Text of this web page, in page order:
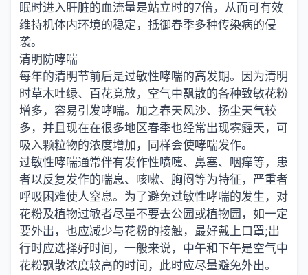
眠时进入肝脏的血流量是站立时的7倍，从而可有效
维持机体内环境的稳定，抵御春季多种传染病的侵
袭。
清明防哮喘
每年的清明节前后是过敏性哮喘的高发期。因为清明
时草木吐绿、百花竞放，空气中飘散的各种致敏花粉
增多，容易引发哮喘。加之春天风沙、扬尘天气较
多，并且现在在很多地区春季也经常出现雾霾天，可
吸入颗粒物的浓度增加，同样会使哮喘发作。
过敏性哮喘通常伴有发作性喷嚏、鼻塞、咽痒等，患
者以反复发作的喘息、咳嗽、胸闷等为特征，严重者
呼吸困难使人窒息。为了避免过敏性哮喘的发生，对
花粉及植物过敏者尽量不要去公园或植物园，如一定
要外出，也应减少与花粉的接触，最好戴上口罩;出
行时应选择好时间，一般来说，中午和下午是空气中
花粉飘散浓度较高的时间，此时应尽量避免外出。